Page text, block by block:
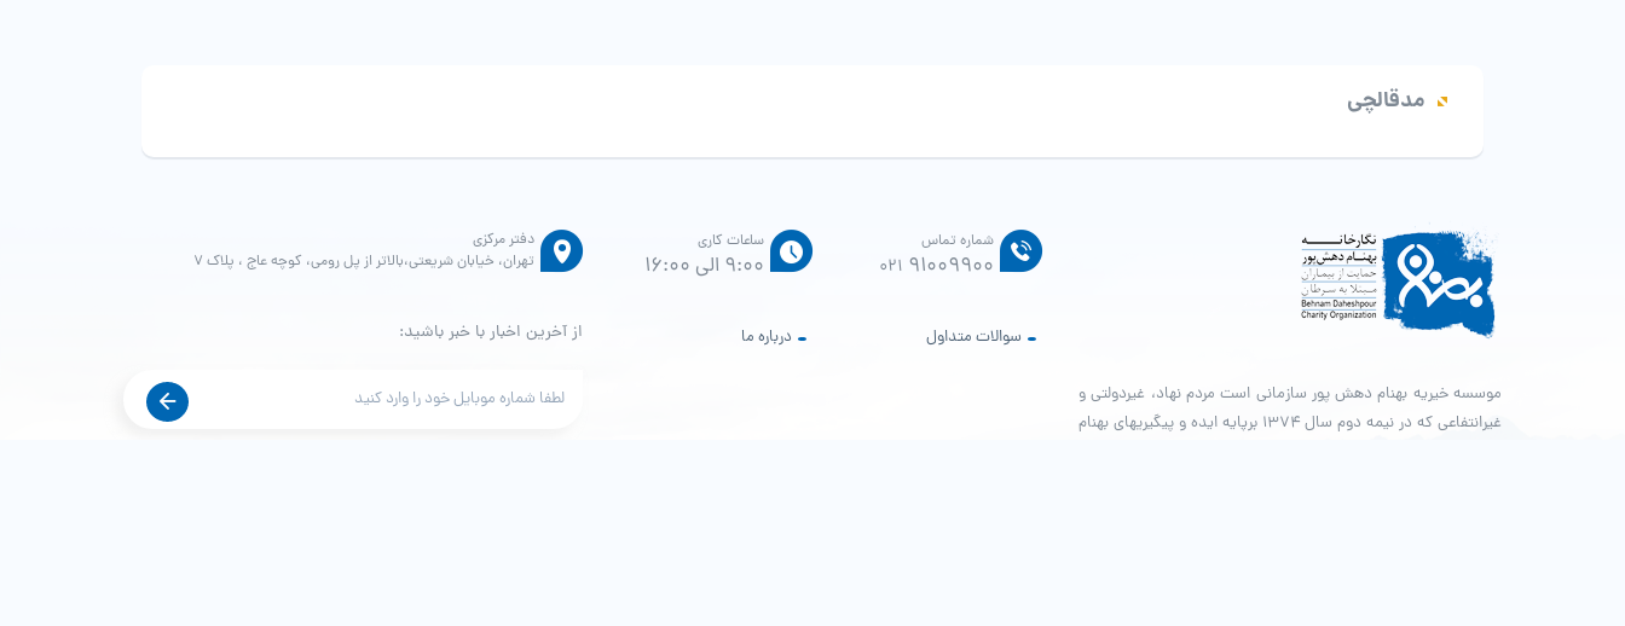
مدقالچی
موسسه خیریه بهنام دهش پور سازمانی است مردم نهاد، غیردولتی و
غیرانتفاعی که در نیمه دوم سال ۱۳۷۴ برپایه ایده و پیگیری­های بهنام
شماره تماس
021 91009900
سوالات متداول
ساعات کاری
9:00 الی 16:00
درباره ما
دفتر مرکزی
تهران، خیابان شریعتی،بالاتر از پل رومی، کوچه عاج ، پلاک ۷
از آخرین اخبار با خبر باشید: